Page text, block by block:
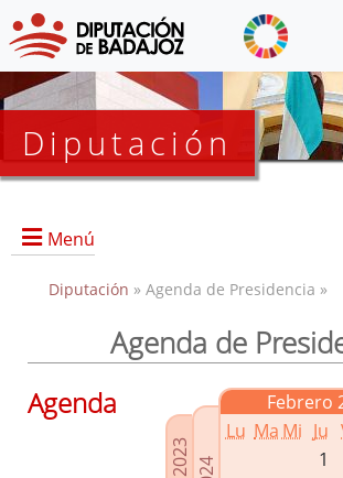
Diputación
Menú
Presidencia
Grupos Políticos
Diputación » Agenda de Presidencia »
Agenda de
Febrero
Lu Ma Mi Ju
1
Agenda